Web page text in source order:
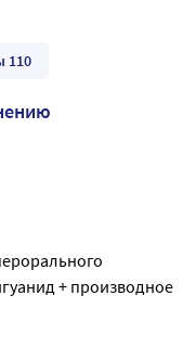
110
+ производное